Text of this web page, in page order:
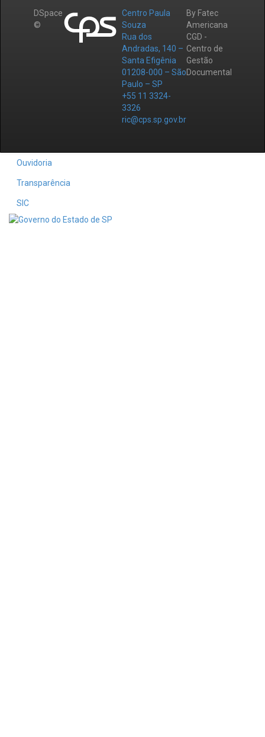
DSpace
©
Centro Paula
Souza
Rua dos
Andradas, 140 –
Santa Efigênia
01208-000 – São
Paulo – SP
+55 11 3324-
3326
ric@cps.sp.gov.br
By Fatec
Americana
CGD -
Centro de
Gestão
Documental
Ouvidoria
Transparência
SIC